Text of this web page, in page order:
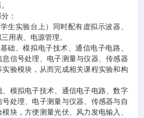
：
生实验台上）同时配有虚拟示波器、
用表、电源管理。
础、模拟电子技术、通信电子电路、
信号处理、电子测量与仪器、传感器
验模块，从而完成相关课程实验和构
模拟电子技术、通信电子电路、数字
处理、电子测量与仪器、传感器与自
块，方便测量光伏、风力发电输入、